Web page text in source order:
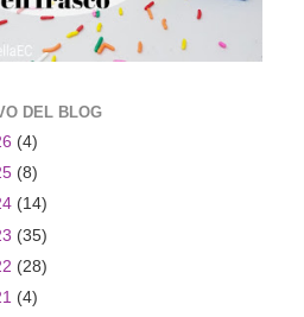
DEL BLOG
(4)
(8)
(14)
(35)
(28)
(4)